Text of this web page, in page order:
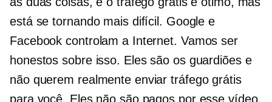
está se tornando mais difícil. Google e
Facebook controlam a Internet. Vamos ser
honestos sobre isso. Eles são os guardiões e
não querem realmente enviar tráfego grátis
para você. Eles não são pagos por esse vídeo.